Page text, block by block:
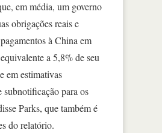
em média, um governo
obrigações reais e
à China em
a 5,8% de seu
em estimativas
para os
Parks, que também é
do relatório.